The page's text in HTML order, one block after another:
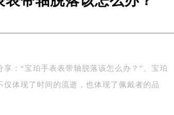
享：“宝珀手表表带轴脱落该怎么办？”。宝珀
仅体现了时间的流逝，也体现了佩戴者的品